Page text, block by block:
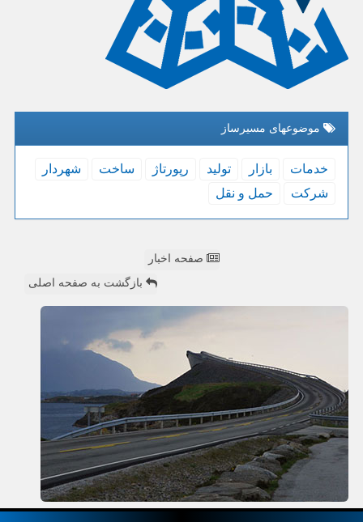
موضوعهای مسیرساز
خدمات بازار تولید رپورتاژ ساخت
شهردار
شركت
حمل و نقل
صفحه اخبار
بازگشت به صفحه اصلی